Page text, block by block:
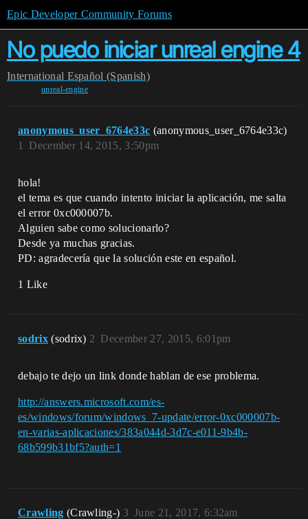
Epic Developer Community Forums
No puedo iniciar unreal engine 4
International Español (Spanish)
unreal-engine
anonymous_user_6764e33c (anonymous_user_6764e33c)
December 14, 2015, 3:50pm
1
hola!
el tema es que cuando intento iniciar la aplicación, me salta
el error 0xc000007b.
Alguien sabe como solucionarlo?
Desde ya muchas gracias.
PD: agradecería que la solución este en español.
1 Like
sodrix (sodrix) December 27, 2015, 6:01pm
2
debajo te dejo un link donde hablan de ese problema.
http://answers.microsoft.com/es-
es/windows/forum/windows_7-update/error-0xc000007b-
en-varias-aplicaciones/383a044d-3d7c-e011-9b4b-
68b599b31bf5?auth=1
Crawling (Crawling-) June 21, 2017, 6:32am
3